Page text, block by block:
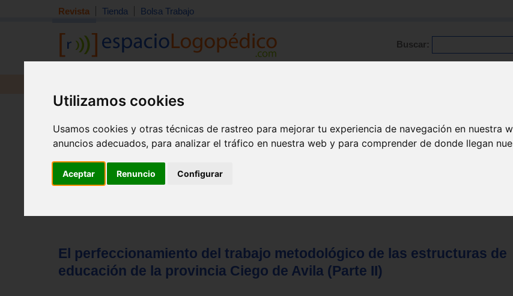
Utilizamos cookies
Usamos cookies y otras técnicas de rastreo para mejorar tu experiencia de navegación en nuestra
anuncios adecuados, para analizar el tráfico en nuestra web y para comprender de donde llegan
Aceptar Renuncio Configurar
Revista Tienda Bolsa Trabajo
Buscar:
Tema quincena|Detección| Orientación
Revista
El perfeccionamiento del trabajo metodológico de las estructuras de
educación de la provincia Ciego de Avila (Parte II)